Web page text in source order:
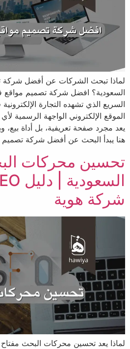
لماذا تبحث الشركات عن أفضل شركة
السعودية؟ افضل شركة تصميم مواقع
السريع الذي تشهده التجارة
الموقع الإلكتروني الواجهة الرسمية
يعد مجرد صفحة تعريفية، بل أداة بيع،
هنا يبدأ البحث عن أفضل شركة
تحسين محركات
شركة هوية
لماذا يعد تحسين محركات البحث